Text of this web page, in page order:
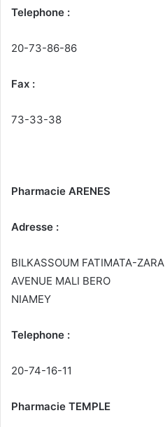
Telephone :
20-73-86-86
Fax :
73-33-38
Pharmacie ARENES
Adresse :
BILKASSOUM FATIMATA-
AVENUE MALI BERO
NIAMEY
Telephone :
20-74-16-11
Pharmacie TEMPLE